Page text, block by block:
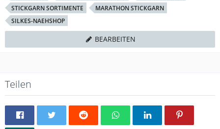
STICKGARN SORTIMENTE
MARATHON STICKGARN
SILKES-NAEHSHOP
BEARBEITEN
Teilen